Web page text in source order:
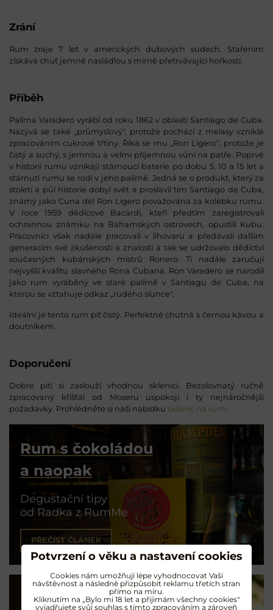
Zrání
Rum zraje 7 let v amerických dubových sudech. Stařením
získává chuť jemně nasládlou s mírně přetrvávající hořkostí.
Příběh
Palírna Varadero vyrábí od roku 1862 v oblasti Santiago de Cuba.
Nazývá se také „průmyslový", protože pochází z melasy vzniklé
zpracováním cukrové třtiny. Říká se mu „Ron Ligero", protože je
čistý a suchý, s jemnou a velmi příjemnou vůní na patře. Poprvé
v historii rumu vznikají stárnoucí baterie po dobu 5, 10 a 15 let a
stárnutí rumu se rodí v jeho palírně. Jedná se o produkt, který za
století a půl historie dobyl svět a proslavil tím Santiago de Cuba,
známý jako Cuna del Ron Ligero považována za kolébku rumu.
V roce 1959 dědicové Bacardi, kteří předtím zaregistrovali
ochrannou známku na Bahamských ostrovech, opustili Kubu.
Pracovníci však nadále pracovali v lihovaru a předávali dalším
generacím své zkušenosti a znalosti a tak se udržovalo dědictví
současných kubánských mistrů Ronero. Ti nadále zaručují
nejvyšší kvalitu slavného Rona Cubana. Ron Varadero se narodil
jako rum vyráběný ve staré palírně v Santiagu de Cuba, na
kterou se vztahuje odkaz „rudého slunce".
Ideální je tento rum pít čistý. Perfektně chutná s černou kávou a
doutníkem.
Doporučení
Dobré pití si zaslouží vhodnou sklenici. Bezolovnatý ručně
zpracovaný křišťál od Moseru uspokojí i ty nejnáročnější
požadavky. Prohlédněte si naši nabídku sklenic na rum .
Rum s čokoládou
a naopak
Degustační tipy
od Radka z RumMe
PŘEČÍST ČLÁNEK
Potvrzení o věku a nastavení cookies
Cookies nám umožňují lépe vyhodnocovat Vaši
návštěvnost a následně přizpůsobit reklamu třetích stran
přímo na míru.
Kliknutím na „Bylo mi 18 let a přijimám všechny cookies"
vyjadřujete svůj souhlas s tímto zpracováním a zároveň